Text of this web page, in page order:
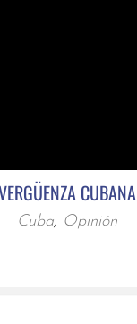
CUBANA
Cuba, Opinión